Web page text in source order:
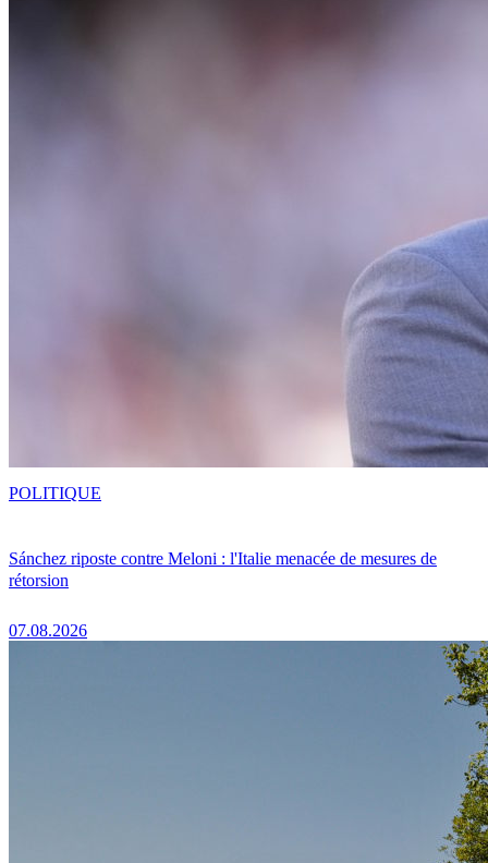
Sánchez riposte contre Meloni : l'Italie menacée de mesures de
rétorsion
07.08.2026
POLITIQUE